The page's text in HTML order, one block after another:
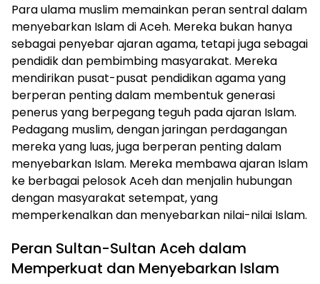
Para ulama muslim memainkan peran sentral dalam
menyebarkan Islam di Aceh. Mereka bukan hanya
sebagai penyebar ajaran agama, tetapi juga sebagai
pendidik dan pembimbing masyarakat. Mereka
mendirikan pusat-pusat pendidikan agama yang
berperan penting dalam membentuk generasi
penerus yang berpegang teguh pada ajaran Islam.
Pedagang muslim, dengan jaringan perdagangan
mereka yang luas, juga berperan penting dalam
menyebarkan Islam. Mereka membawa ajaran Islam
ke berbagai pelosok Aceh dan menjalin hubungan
dengan masyarakat setempat, yang
memperkenalkan dan menyebarkan nilai-nilai Islam.
Peran Sultan-Sultan Aceh dalam
Memperkuat dan Menyebarkan Islam